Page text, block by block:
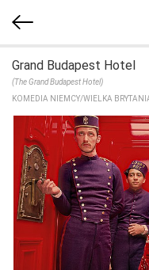
Grand Budapest Hotel
(The Grand Budapest Hotel)
KOMEDIA NIEMCY/​WIELKA